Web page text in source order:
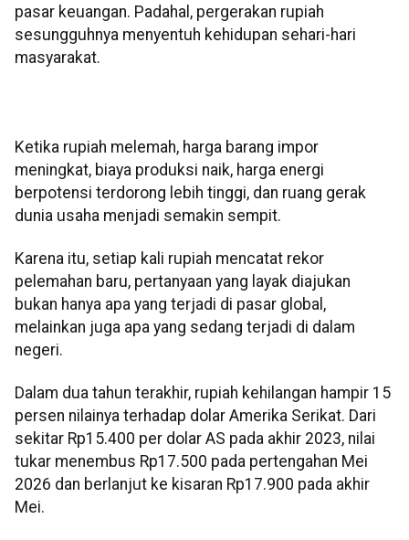
pasar keuangan. Padahal, pergerakan rupiah
sesungguhnya menyentuh kehidupan sehari-hari
masyarakat.
Ketika rupiah melemah, harga barang impor
meningkat, biaya produksi naik, harga energi
berpotensi terdorong lebih tinggi, dan ruang gerak
dunia usaha menjadi semakin sempit.
Karena itu, setiap kali rupiah mencatat rekor
pelemahan baru, pertanyaan yang layak diajukan
bukan hanya apa yang terjadi di pasar global,
melainkan juga apa yang sedang terjadi di dalam
negeri.
Dalam dua tahun terakhir, rupiah kehilangan hampir 15
persen nilainya terhadap dolar Amerika Serikat. Dari
sekitar Rp15.400 per dolar AS pada akhir 2023, nilai
tukar menembus Rp17.500 pada pertengahan Mei
2026 dan berlanjut ke kisaran Rp17.900 pada akhir
Mei.